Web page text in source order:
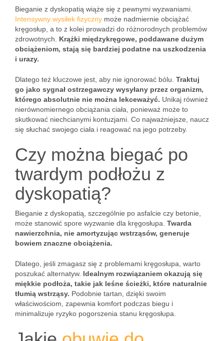
Bieganie z dyskopatią wiąże się z pewnymi wyzwaniami.
Intensywny wysiłek fizyczny może nadmiernie obciążać
kręgosłup, a to z kolei prowadzi do różnorodnych problemów
zdrowotnych. Krążki międzykręgowe, poddawane dużym
obciążeniom, stają się bardziej podatne na uszkodzenia
i urazy.
Dlatego też kluczowe jest, aby nie ignorować bólu. Traktuj
go jako sygnał ostrzegawczy wysyłany przez organizm,
którego absolutnie nie można lekceważyć. Unikaj również
nierównomiernego obciążania ciała, ponieważ może to
skutkować niechcianymi kontuzjami. Co najważniejsze, naucz
się słuchać swojego ciała i reagować na jego potrzeby.
Czy można biegać po
twardym podłożu z
dyskopatią?
Bieganie z dyskopatią, szczególnie po asfalcie czy betonie,
może stanowić spore wyzwanie dla kręgosłupa. Twarda
nawierzchnia, nie amortyzując wstrząsów, generuje
bowiem znaczne obciążenia.
Dlatego, jeśli zmagasz się z problemami kręgosłupa, warto
poszukać alternatyw. Idealnym rozwiązaniem okazują się
miękkie podłoża, takie jak leśne ścieżki, które naturalnie
tłumią wstrząsy. Podobnie tartan, dzięki swoim
właściwościom, zapewnia komfort podczas biegu i
minimalizuje ryzyko pogorszenia stanu kręgosłupa.